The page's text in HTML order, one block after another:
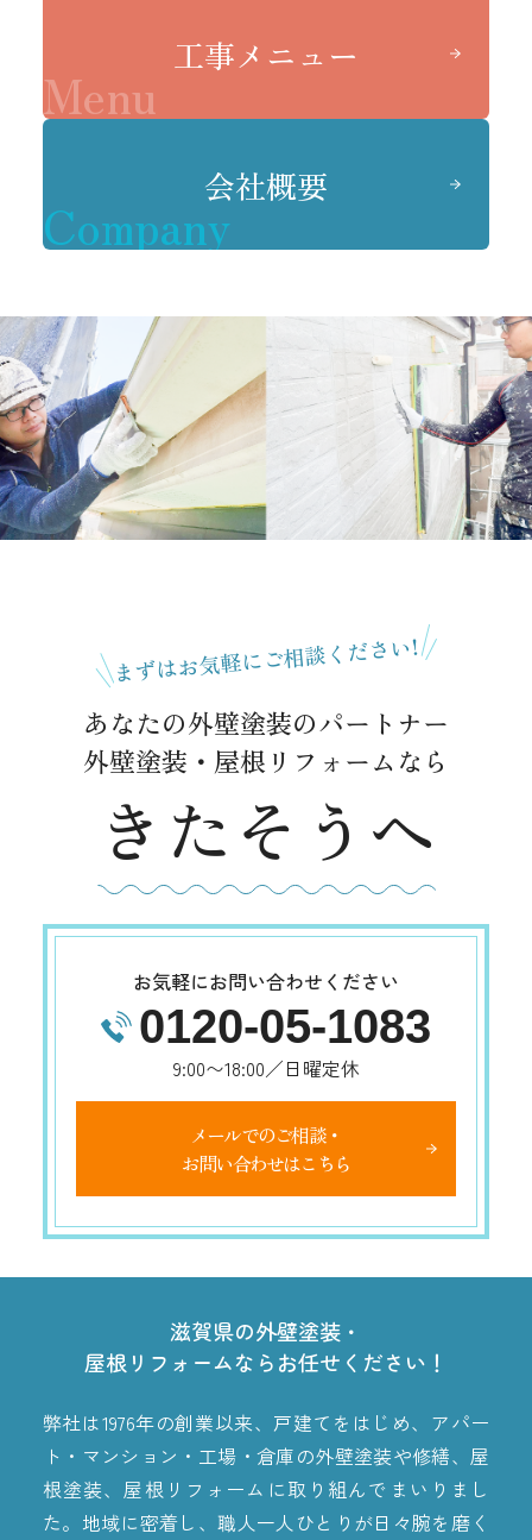
工事メニュー
Menu
会社概要
Company
まずはお気軽にご相談ください!
あなたの外壁塗装のパートナー
外壁塗装・屋根リフォームなら
きたそうへ
お気軽にお問い合わせください
0120-05-1083
9:00〜18:00／日曜定休
メールでのご相談・
お問い合わせはこちら
滋賀県の外壁塗装・
屋根リフォームならお任せください！
弊社は1976年の創業以来、戸建てをはじめ、アパー
ト・マンション・工場・倉庫の外壁塗装や修繕、屋
根塗装、屋根リフォームに取り組んでまいりまし
た。地域に密着し、職人一人ひとりが日々腕を磨く